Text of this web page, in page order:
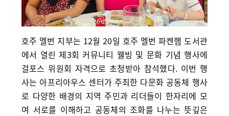
호주 멜번 지부는 12월 20일 호주 멜번 파켄햄 도서관
에서 열린 제3회 커뮤니티 웰빙 및 문화 기념 행사에
걸포스 위원회 자격으로 초청받아 참석했다. 이번 행
사는 아프리아우스 센터가 주최한 다문화 공동체 행사
로 다양한 배경의 지역 주민과 리더들이 한자리에 모
여 서로를 이해하고 공동체의 조화를 나누는 뜻깊은